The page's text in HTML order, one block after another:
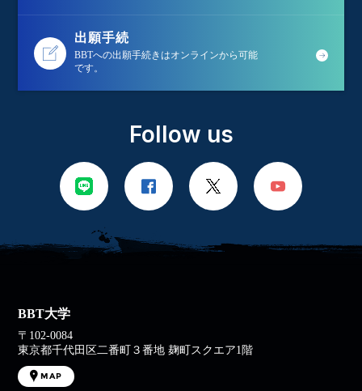
出願手続
BBTへの出願手続きはオンラインから可能
です。
Follow us
BBT大学
〒102-0084
東京都千代田区二番町３番地 麹町スクエア1階
MAP